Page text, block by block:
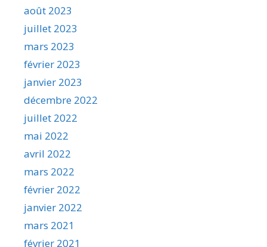
août 2023
juillet 2023
mars 2023
février 2023
janvier 2023
décembre 2022
juillet 2022
mai 2022
avril 2022
mars 2022
février 2022
janvier 2022
mars 2021
février 2021